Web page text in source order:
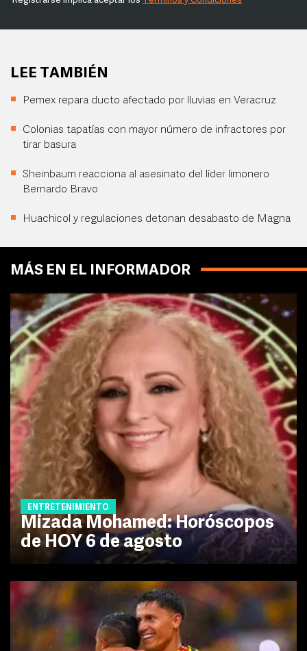
LEE TAMBIÉN
Pemex repara ducto afectado por lluvias en Veracruz
Colonias tapatías con mayor número de infractores por
tirar basura
Sheinbaum reacciona al asesinato del líder limonero
Bernardo Bravo
Huachicol y regulaciones detonan desabasto de Magna
MÁS EN EL INFORMADOR
ENTRETENIMIENTO
Mizada Mohamed: Horóscopos
de HOY 6 de agosto